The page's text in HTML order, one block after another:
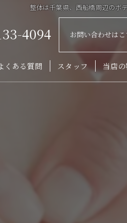
整体は千葉県、西船橋周辺のボ
4094 お問い合わせはこ
くある質問 スタッフ 当店